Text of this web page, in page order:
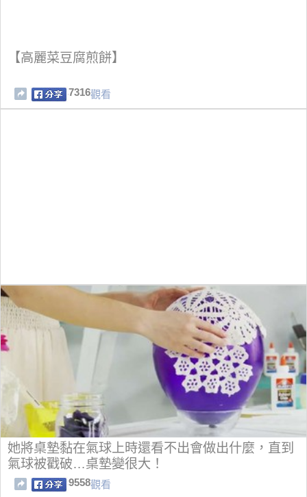
【高麗菜豆腐煎餅】
7316觀看
她將桌墊黏在氣球上時還看不出會做出什麼，直到
氣球被戳破…桌墊變很大！
9558觀看